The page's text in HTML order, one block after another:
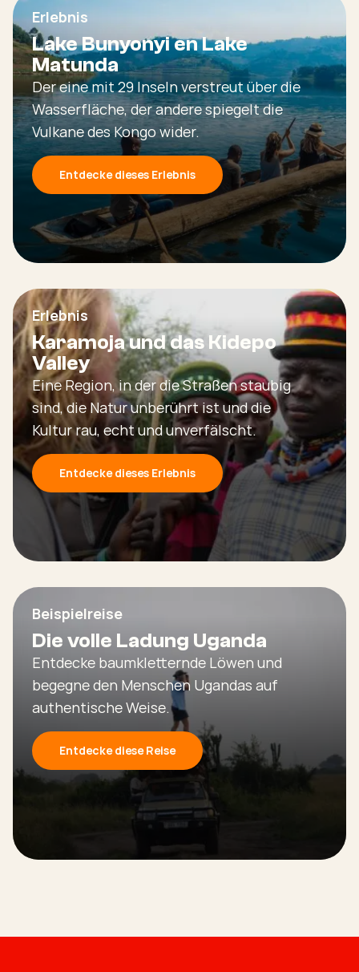
Erlebnis
Lake Bunyonyi en Lake
Matunda
Der eine mit 29 Inseln verstreut über die
Wasserfläche, der andere spiegelt die
Vulkane des Kongo wider.
Entdecke dieses Erlebnis
Erlebnis
Karamoja und das Kidepo
Valley
Eine Region, in der die Straßen staubig
sind, die Natur unberührt ist und die
Kultur rau, echt und unverfälscht.
Entdecke dieses Erlebnis
Beispielreise
Die volle Ladung Uganda
Entdecke baumkletternde Löwen und
begegne den Menschen Ugandas auf
authentische Weise.
Entdecke diese Reise